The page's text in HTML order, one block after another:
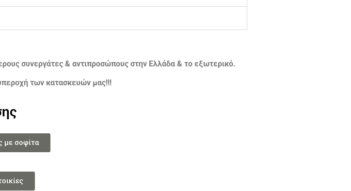
συνεργάτες & αντιπροσώπους στην Ελλάδα & το εξωτερικό.
των κατασκευών μας!!!
με σοφίτα